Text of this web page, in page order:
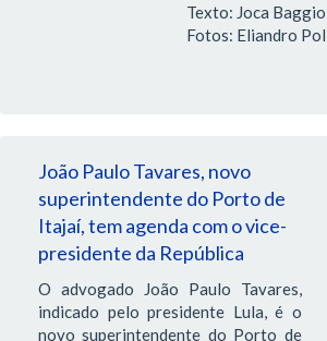
Texto: Joca Baggio
Fotos: Eliandro
João Paulo Tavares, novo
superintendente do Porto de
Itajaí, tem agenda com o vice-
presidente da República
O advogado João Paulo Tavares,
indicado pelo presidente Lula, é o
novo superintendente do Porto de